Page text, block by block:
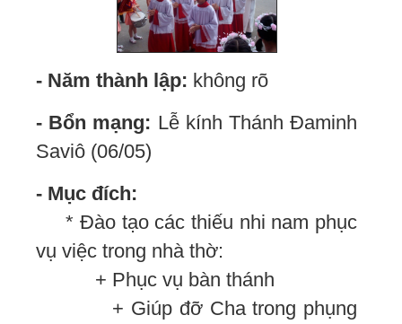
- Năm thành lập: không rõ
- Bổn mạng: Lễ kính Thánh Đaminh
Saviô (06/05)
- Mục đích:
* Đào tạo các thiếu nhi nam phục
vụ việc trong nhà thờ:
+ Phục vụ bàn thánh
+ Giúp đỡ Cha trong phụng